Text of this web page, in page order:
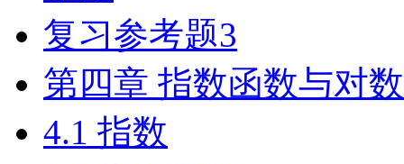
复习参考题3
第四章 指数函数与对
4.1 指数